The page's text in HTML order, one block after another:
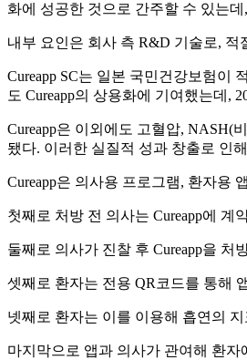
화에 성공한 것으로 간주할 수 있는
내부 요인은 회사 측 R&D 기술로,
Cureapp SC는 일본 국민건강보험이
도 Cureapp의 상용화에 기여했는데,
Cureapp은 이외에도 고혈압, NASH(
됐다. 이러한 실질적 성과 창출로 인
Cureapp은 의사용 프로그램, 환자용
첫째로 처방 전 의사는 Cureapp에 계
둘째로 의사가 진찰 후 Cureapp을 처
셋째로 환자는 전용 QR코드를 통해
넷째로 환자는 이를 이용해 흡연의
마지막으로 앱과 의사가 관여해 환